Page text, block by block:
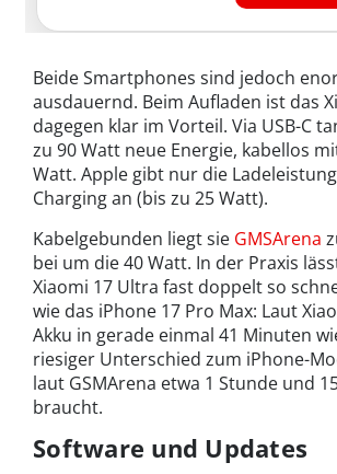
Beide Smartphones sind jedoch
ausdauernd. Beim Aufladen ist das
dagegen klar im Vorteil. Via USB-C
zu 90 Watt neue Energie, kabellos
Watt. Apple gibt nur die
Charging an (bis zu 25 Watt).
Kabelgebunden liegt sie GMSArena
bei um die 40 Watt. In der Praxis
Xiaomi 17 Ultra fast doppelt so
wie das iPhone 17 Pro Max: Laut
Akku in gerade einmal 41 Minuten
riesiger Unterschied zum iPhone-
laut GSMArena etwa 1 Stunde und
braucht.
Software und Updates